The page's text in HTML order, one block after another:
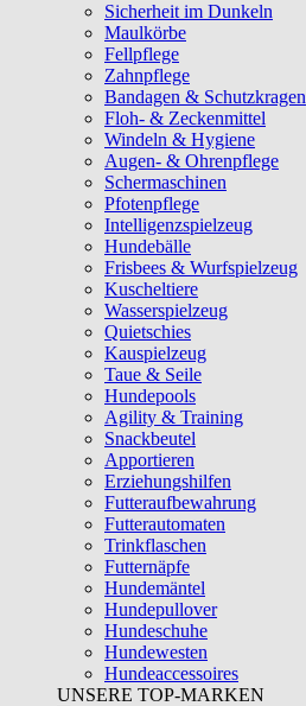
Sicherheit im Dunkeln
Maulkörbe
Fellpflege
Zahnpflege
Bandagen & Schutzkragen
Floh- & Zeckenmittel
Windeln & Hygiene
Augen- & Ohrenpflege
Schermaschinen
Pfotenpflege
Intelligenzspielzeug
Hundebälle
Frisbees & Wurfspielzeug
Kuscheltiere
Wasserspielzeug
Quietschies
Kauspielzeug
Taue & Seile
Hundepools
Agility & Training
Snackbeutel
Apportieren
Erziehungshilfen
Futteraufbewahrung
Futterautomaten
Trinkflaschen
Futternäpfe
Hundemäntel
Hundepullover
Hundeschuhe
Hundewesten
Hundeaccessoires
UNSERE TOP-MARKEN